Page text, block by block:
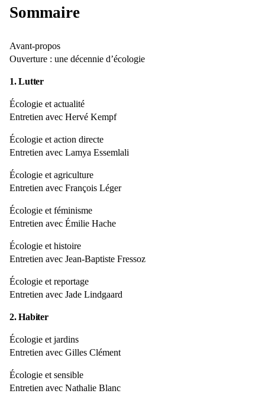
Sommaire
Avant-propos
Ouverture : une décennie d’écologie
1. Lutter
Écologie et actualité
Entretien avec Hervé Kempf
Écologie et action directe
Entretien avec Lamya Essemlali
Écologie et agriculture
Entretien avec François Léger
Écologie et féminisme
Entretien avec Émilie Hache
Écologie et histoire
Entretien avec Jean-Baptiste Fressoz
Écologie et reportage
Entretien avec Jade Lindgaard
2. Habiter
Écologie et jardins
Entretien avec Gilles Clément
Écologie et sensible
Entretien avec Nathalie Blanc